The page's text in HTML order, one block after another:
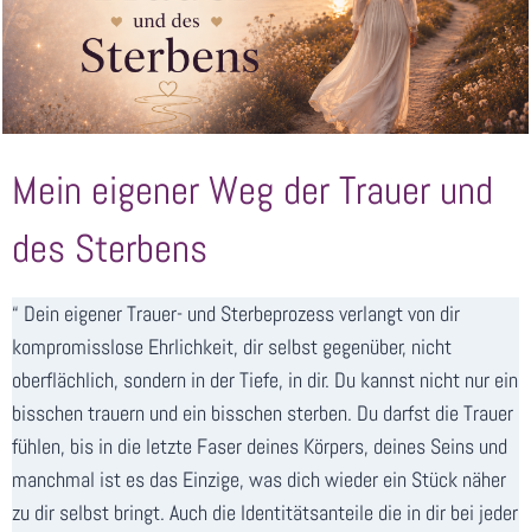
Mein eigener Weg der Trauer und
des Sterbens
“ Dein eigener Trauer- und Sterbeprozess verlangt von dir
kompromisslose Ehrlichkeit, dir selbst gegenüber, nicht
oberflächlich, sondern in der Tiefe, in dir. Du kannst nicht nur ein
bisschen trauern und ein bisschen sterben. Du darfst die Trauer
fühlen, bis in die letzte Faser deines Körpers, deines Seins und
manchmal ist es das Einzige, was dich wieder ein Stück näher
zu dir selbst bringt. Auch die Identitätsanteile die in dir bei jeder